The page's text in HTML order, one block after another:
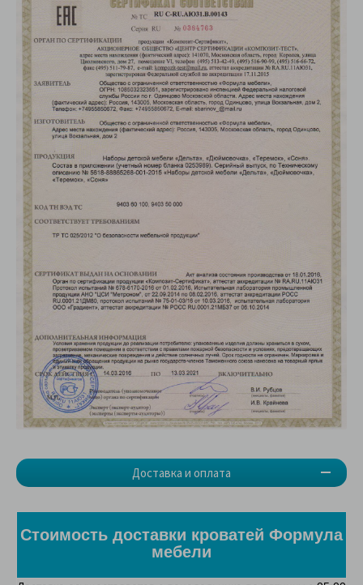
Доставка и оплата
Стоимость доставки кроватей Формула
мебели